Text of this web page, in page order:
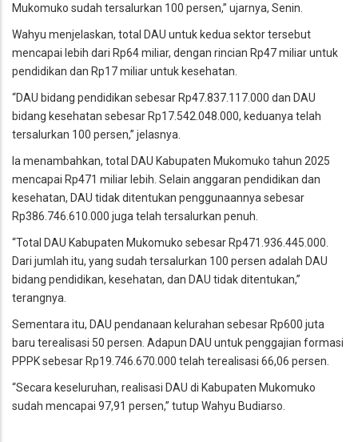
Mukomuko sudah tersalurkan 100 persen,” ujarnya, Senin.
Wahyu menjelaskan, total DAU untuk kedua sektor tersebut
mencapai lebih dari Rp64 miliar, dengan rincian Rp47 miliar untuk
pendidikan dan Rp17 miliar untuk kesehatan.
“DAU bidang pendidikan sebesar Rp47.837.117.000 dan DAU
bidang kesehatan sebesar Rp17.542.048.000, keduanya telah
tersalurkan 100 persen,” jelasnya.
Ia menambahkan, total DAU Kabupaten Mukomuko tahun 2025
mencapai Rp471 miliar lebih. Selain anggaran pendidikan dan
kesehatan, DAU tidak ditentukan penggunaannya sebesar
Rp386.746.610.000 juga telah tersalurkan penuh.
“Total DAU Kabupaten Mukomuko sebesar Rp471.936.445.000.
Dari jumlah itu, yang sudah tersalurkan 100 persen adalah DAU
bidang pendidikan, kesehatan, dan DAU tidak ditentukan,”
terangnya.
Sementara itu, DAU pendanaan kelurahan sebesar Rp600 juta
baru terealisasi 50 persen. Adapun DAU untuk penggajian formasi
PPPK sebesar Rp19.746.670.000 telah terealisasi 66,06 persen.
“Secara keseluruhan, realisasi DAU di Kabupaten Mukomuko
sudah mencapai 97,91 persen,” tutup Wahyu Budiarso.